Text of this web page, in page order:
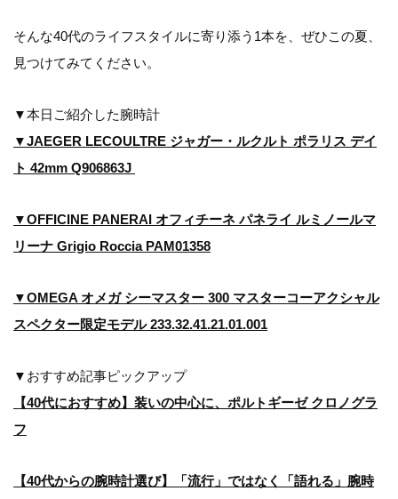
そんな40代のライフスタイルに寄り添う1本を、ぜひこの夏、
見つけてみてください。
▼本日ご紹介した腕時計
▼JAEGER LECOULTRE ジャガー・ルクルト ポラリス デイ
ト 42mm Q906863J
▼OFFICINE PANERAI オフィチーネ パネライ ルミノールマ
リーナ Grigio Roccia PAM01358
▼OMEGA オメガ シーマスター 300 マスターコーアクシャル
スペクター限定モデル 233.32.41.21.01.001
▼おすすめ記事ピックアップ
【40代におすすめ】装いの中心に、ポルトギーゼ クロノグラ
フ
【40代からの腕時計選び】「流行」ではなく「語れる」腕時